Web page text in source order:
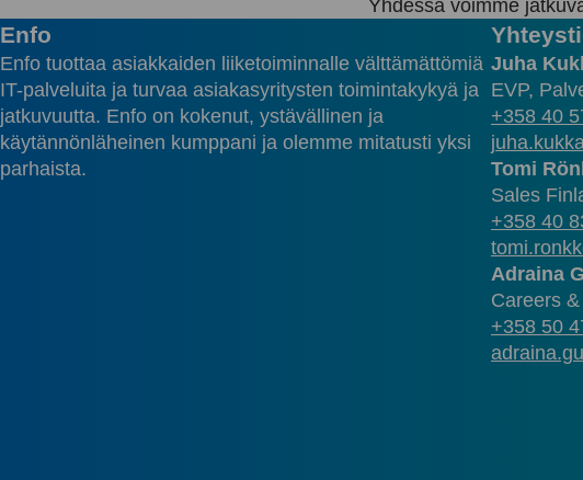
Yhdessä voimme
Enfo
Enfo tuottaa asiakkaiden liiketoiminnalle välttämättömiä
IT-palveluita ja turvaa asiakasyritysten toimintakykyä ja
jatkuvuutta. Enfo on kokenut, ystävällinen ja
käytännönläheinen kumppani ja olemme mitatusti yksi
parhaista.
Juha
EVP,
+358 40
Tomi
Sales
+358 40
Adraina
Careers
+358 50